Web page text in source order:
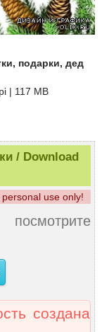
подарки, дед
| 117 MB
/ Download
use only!
создана